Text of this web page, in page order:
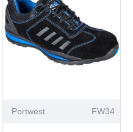
Portwest FW34